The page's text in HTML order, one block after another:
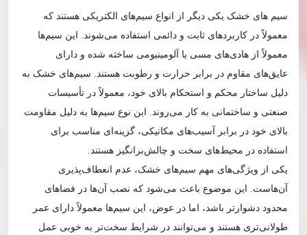
سیم‌ های خشک یکی دیگر از انواع سیم‌های الکتریکی هستند که
معمولاً در کاربردهای ثابت و دائمی استفاده می‌شوند. این سیم‌ها
معمولاً از هادی‌های مسی یا آلومینیومی ساخته شده و دارای
عایق‌های مقاوم در برابر حرارت و رطوبت هستند. سیم‌های خشک به
دلیل ساختار محکم و استحکام بالای خود، معمولاً در تأسیسات
صنعتی و ساختمانی به کار می‌روند. این نوع سیم‌ها به دلیل مقاومت
بالای خود در برابر آسیب‌های مکانیکی، گزینه‌ای مناسب برای
استفاده در محیط‌های سخت و چالش‌برانگیز هستند.
یکی از ویژگی‌های مهم سیم‌های خشک، عدم انعطاف‌پذیری
آن‌هاست. این موضوع باعث می‌شود که نصب آن‌ها در فضاهای
محدود دشوارتر باشد، اما در عوض، این سیم‌ها معمولاً دارای عمر
طولانی‌تری هستند و می‌توانند در شرایط سخت‌تر به خوبی عمل